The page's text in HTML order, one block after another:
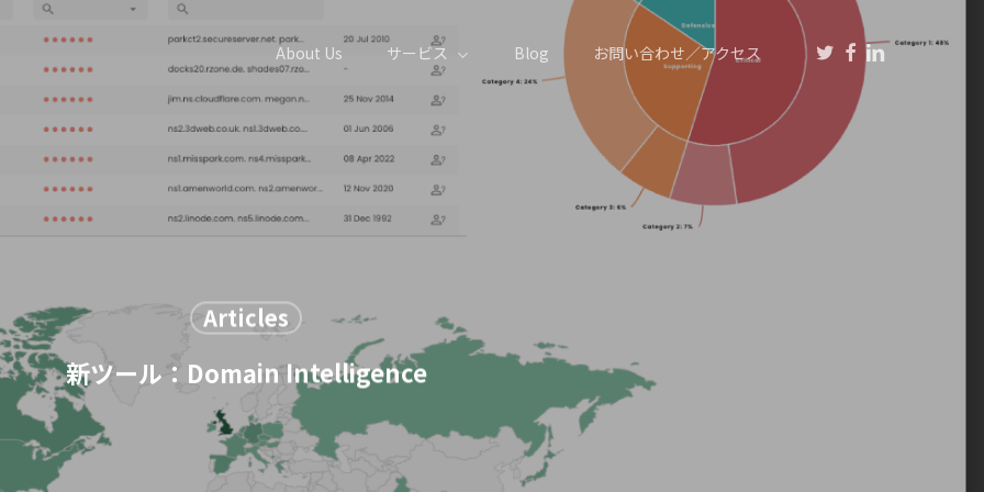
About Us サービス Blog お問い合わせ／アクセス twitterfacebook
linkedin
Articles
新ツール：Domain Intelligence